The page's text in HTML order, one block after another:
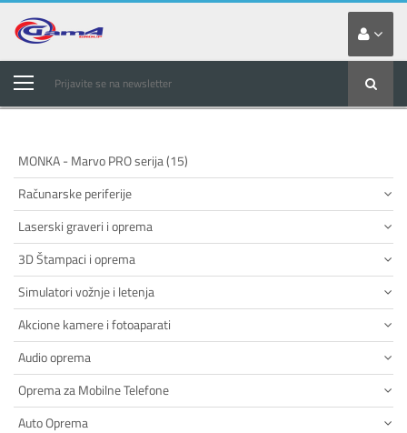
Prijavite se na newsletter
MONKA - Marvo PRO serija (15)
Računarske periferije
Laserski graveri i oprema
3D Štampaci i oprema
Simulatori vožnje i letenja
Akcione kamere i fotoaparati
Audio oprema
Oprema za Mobilne Telefone
Auto Oprema